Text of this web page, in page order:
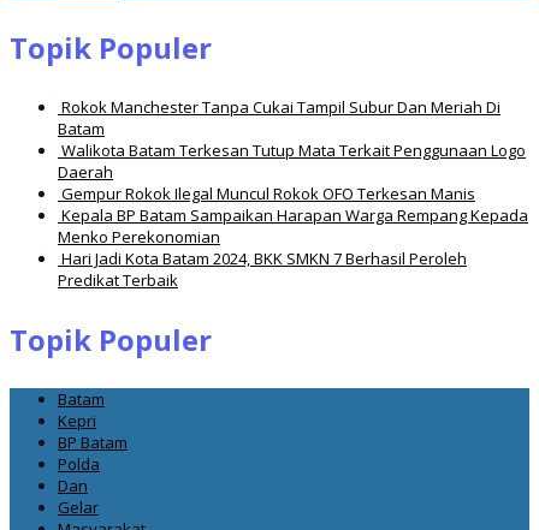
Topik Populer
Rokok Manchester Tanpa Cukai Tampil Subur Dan Meriah Di
Batam
Walikota Batam Terkesan Tutup Mata Terkait Penggunaan Logo
Daerah
Gempur Rokok Ilegal Muncul Rokok OFO Terkesan Manis
Kepala BP Batam Sampaikan Harapan Warga Rempang Kepada
Menko Perekonomian
Hari Jadi Kota Batam 2024, BKK SMKN 7 Berhasil Peroleh
Predikat Terbaik
Topik Populer
Batam
Kepri
BP Batam
Polda
Dan
Gelar